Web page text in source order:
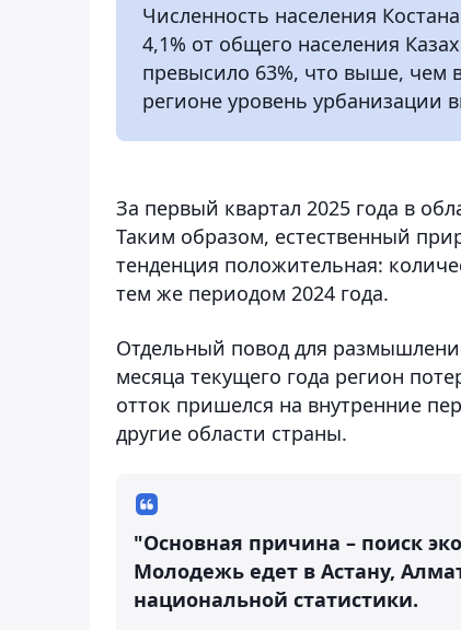
Численность населения
4,1% от общего населения
превысило 63%, что выше, чем
регионе уровень урбанизации
За первый квартал 2025 года в
Таким образом, естественный
тенденция положительная:
тем же периодом 2024 года.
Отдельный повод для
месяца текущего года регион
отток пришелся на внутренние
другие области страны.
"Основная причина – поиск
Молодежь едет в Астану,
национальной статистики.